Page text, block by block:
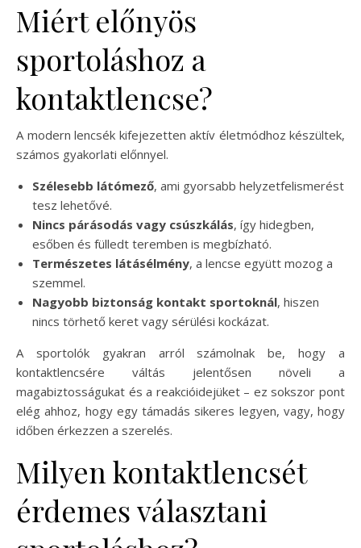
Miért előnyös
sportoláshoz a
kontaktlencse?
A modern lencsék kifejezetten aktív életmódhoz készültek,
számos gyakorlati előnnyel.
Szélesebb látómező, ami gyorsabb helyzetfelismerést
tesz lehetővé.
Nincs párásodás vagy csúszkálás, így hidegben,
esőben és fülledt teremben is megbízható.
Természetes látásélmény, a lencse együtt mozog a
szemmel.
Nagyobb biztonság kontakt sportoknál, hiszen
nincs törhető keret vagy sérülési kockázat.
A sportolók gyakran arról számolnak be, hogy a
kontaktlencsére váltás jelentősen növeli a
magabiztosságukat és a reakcióidejüket – ez sokszor pont
elég ahhoz, hogy egy támadás sikeres legyen, vagy, hogy
időben érkezzen a szerelés.
Milyen kontaktlencsét
érdemes választani